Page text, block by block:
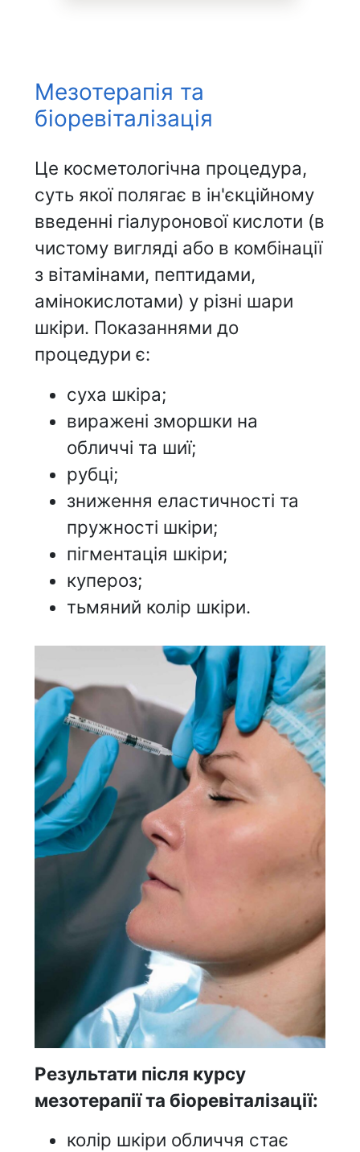
Мезотерапія та
біоревіталізація
Це косметологічна процедура,
суть якої полягає в ін'єкційному
введенні гіалуронової кислоти (в
чистому вигляді або в комбінації
з вітамінами, пептидами,
амінокислотами) у різні шари
шкіри. Показаннями до
процедури є:
суха шкіра;
виражені зморшки на
обличчі та шиї;
рубці;
зниження еластичності та
пружності шкіри;
пігментація шкіри;
купероз;
тьмяний колір шкіри.
Результати після курсу
мезотерапії та біоревіталізації:
колір шкіри обличчя стає